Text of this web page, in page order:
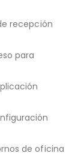
recepción
para
de oficina